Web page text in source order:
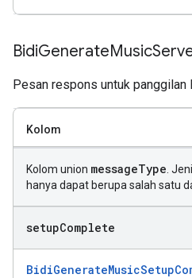
BidiGenerateMusic
Pesan respons untuk panggilan
Kolom
Kolom union messageType .
hanya dapat berupa salah satu
setupComplete